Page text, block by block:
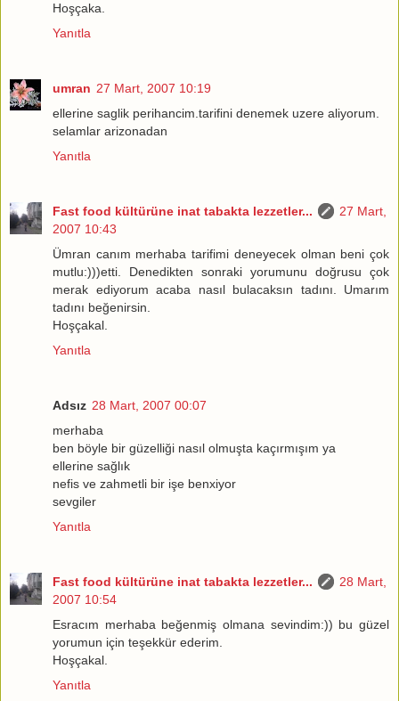
Hoşçaka.
Yanıtla
umran 27 Mart, 2007 10:19
ellerine saglik perihancim.tarifini denemek uzere aliyorum.
selamlar arizonadan
Yanıtla
Fast food kültürüne inat tabakta lezzetler...
27 Mart,
2007 10:43
Ümran canım merhaba tarifimi deneyecek olman beni çok
mutlu:)))etti. Denedikten sonraki yorumunu doğrusu çok
merak ediyorum acaba nasıl bulacaksın tadını. Umarım
tadını beğenirsin.
Hoşçakal.
Yanıtla
Adsız 28 Mart, 2007 00:07
merhaba
ben böyle bir güzelliği nasıl olmuşta kaçırmışım ya
ellerine sağlık
nefis ve zahmetli bir işe benxiyor
sevgiler
Yanıtla
Fast food kültürüne inat tabakta lezzetler...
28 Mart,
2007 10:54
Esracım merhaba beğenmiş olmana sevindim:)) bu güzel
yorumun için teşekkür ederim.
Hoşçakal.
Yanıtla